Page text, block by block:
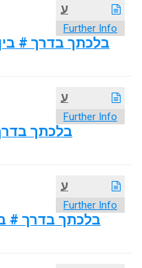
ע
Further Info
בלכתך בדרך #
ע
Further Info
בלכתך
ע
Further Info
בלכתך בדרך #